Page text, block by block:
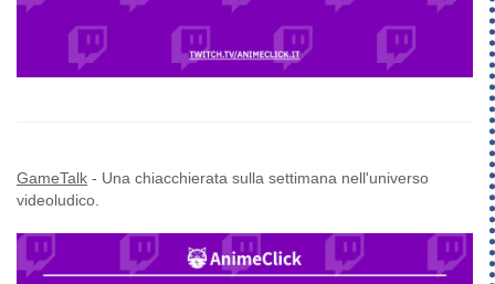
GameTalk - Una chiacchierata sulla settimana nell'universo
videoludico.